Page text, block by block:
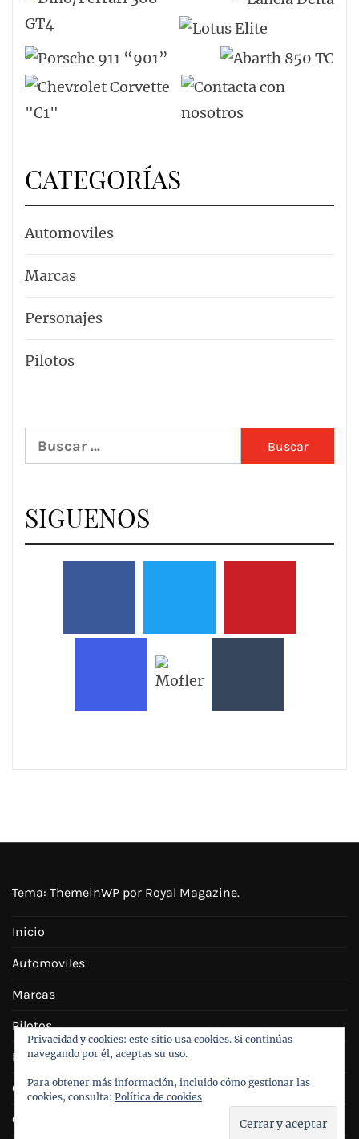
CATEGORÍAS
Automoviles
Marcas
Personajes
Pilotos
Buscar:
SIGUENOS
Privacidad y cookies: este sitio usa cookies. Si continúas
navegando por él, aceptas su uso.
Para obtener más información, incluido cómo gestionar las
cookies, consulta: Política de cookies
Tema: ThemeinWP por Royal Magazine.
Inicio
Automoviles
Marcas
Pilotos
Personajes
Galeria
Contacto